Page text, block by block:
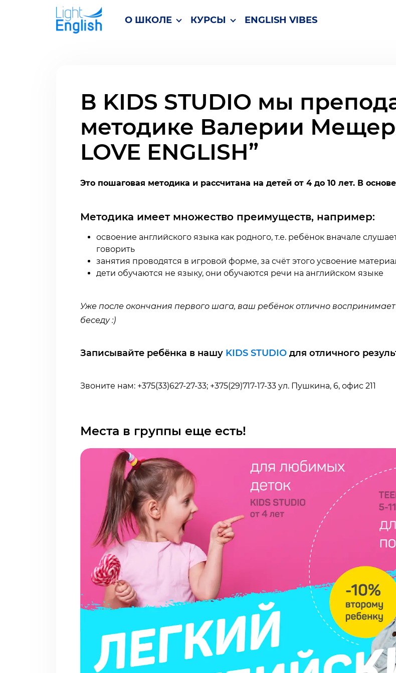
О ШКОЛЕ КУРСЫ ENGLISH VIBES
В KIDS STUDIO мы
методике Валерии
LOVE ENGLISH”
Это пошаговая методика и рассчитана на детей от 4 до 10 лет. В
Методика имеет множество преимуществ, например:
освоение английского языка как родного, т.е. ребёнок вначале
говорить
занятия проводятся в игровой форме, за счёт этого усвоение
дети обучаются не языку, они обучаются речи на английском языке
Уже после окончания первого шага, ваш ребёнок отлично воспринимает
беседу :)
Записывайте ребёнка в нашу KIDS STUDIO для отличного
Звоните нам: +375(33)627-27-33; +375(29)717-17-33 ул. Пушкина, 6, офис 211
Места в группы еще есть!